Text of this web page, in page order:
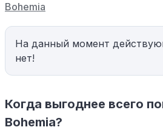
Bohemia
На данный момент
нет!
Когда выгоднее всего
Bohemia?